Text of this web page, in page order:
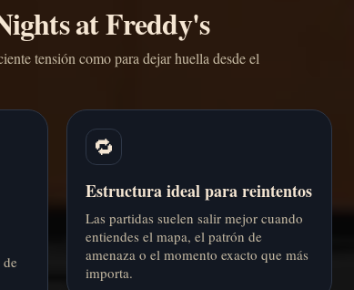
at Freddy's
tensión como para dejar huella desde el
de
🔁
Estructura ideal para reintentos
Las partidas suelen salir mejor cuando
entiendes el mapa, el patrón de
amenaza o el momento exacto que más
importa.